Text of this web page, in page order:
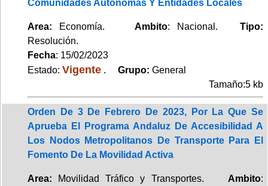
Comunidades Autónomas Y Entidades Locales
Area: Economía. Ambito: Nacional.Tipo:
Resolución.
Fecha: 15/02/2023
Estado: Vigente . Grupo: General
Tamaño:5 kb
Orden De 3 De Febrero De 2023, Por La Que Se
Aprueba El Programa Andaluz De Accesibilidad A
Los Nodos Metropolitanos De Transporte Para El
Fomento De La Movilidad Activa
Area: Movilidad Tráfico y Transportes. Ambito: